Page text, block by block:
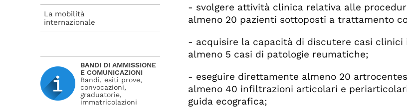
- svolgere attività clinica relativa alle
almeno 20 pazienti sottoposti a trattamento
- acquisire la capacità di discutere casi
almeno 5 casi di patologie reumatiche;
- eseguire direttamente almeno 20
almeno 40 infiltrazioni articolari e
guida ecografica;
La mobilità
internazionale
BANDI DI AMMISSIONE
E COMUNICAZIONI
Bandi, esiti prove,
convocazioni,
graduatorie,
immatricolazioni